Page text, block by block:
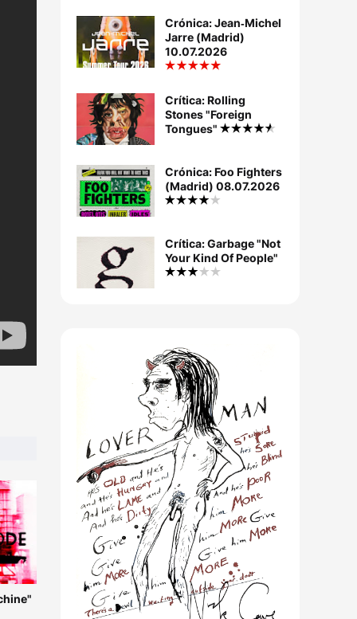
Crónica: Jean‐Michel
Jarre (Madrid)
10.07.2026
Crítica: Rolling
Stones "Foreign
Tongues"
Crónica: Foo Fighters
(Madrid) 08.07.2026
Crítica: Garbage "Not
Your Kind Of People"